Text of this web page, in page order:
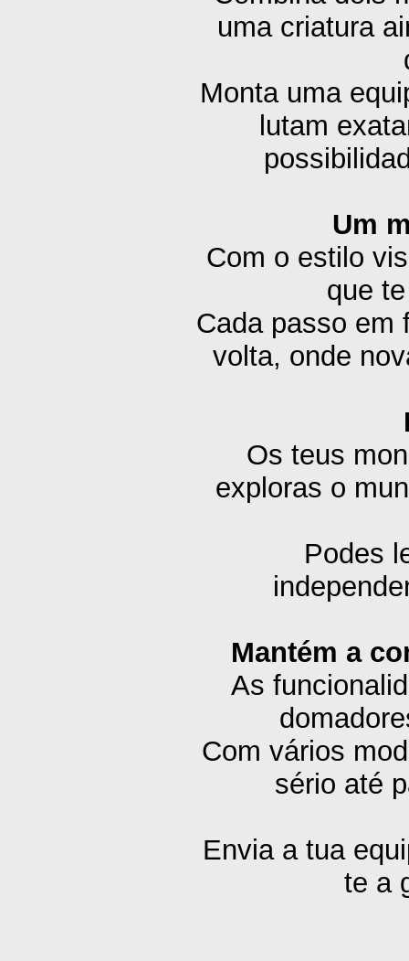
uma criatura
Monta uma
lutam
Um
Com o estilo
que
Cada passo em
volta, onde
Os teus
exploras o
Podes
Mantém a
As
Com vários
sério até
Envia a tua
te a